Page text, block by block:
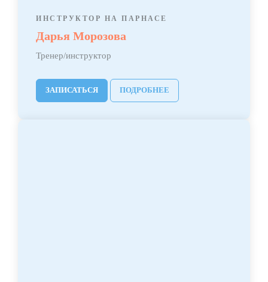
ИНСТРУКТОР НА ПАРНАСЕ
Дарья Морозова
Тренер/инструктор
ЗАПИСАТЬСЯ ПОДРОБНЕЕ